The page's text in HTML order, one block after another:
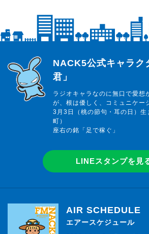
らじっと君
NACK5公式キャラク
君」
ラジオキャラなのに無口で愛想
が、根は優しく、コミュニケー
3月3日（桃の節句・耳の日）
町）
座右の銘「足で稼ぐ」
LINEスタンプを見
AIR SCHEDULE
エアースケジュール